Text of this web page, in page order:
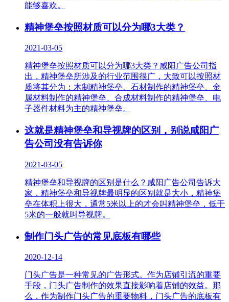
能够喜欢。
精神堡垒按照材质可以分为哪3大类？
2021-03-05
精神堡垒按照材质可以分为哪3大类？咸阳广告公司指
出，精神堡垒所涉及的行业范围很广，大致可以按照材
质将其分为：木制精神堡垒、石材制作的精神堡垒、金
属材料制作的精神堡垒、合成材料制作的精神堡垒、电
子器件材料为主的精神堡垒。
这就是精神堡垒和导视牌的区别，别说咸阳广
告公司没有告诉你
2021-03-05
精神堡垒和导视牌的区别是什么？咸阳广告公司告诉大
家，精神堡垒和导视牌最明显的区别就是大小，精神堡
垒在体积上很大，通常5米以上的才会叫精神堡垒，低于
5米的一般就叫导视牌。
制作门头广告的常见底板有哪些
2020-12-14
门头广告是一种常见的广告形式。作为店铺引流的重要
手段，门头广告制作的效果直接影响着店铺的效益。那
么，作为制作门头广告的重要物料，门头广告的底板有